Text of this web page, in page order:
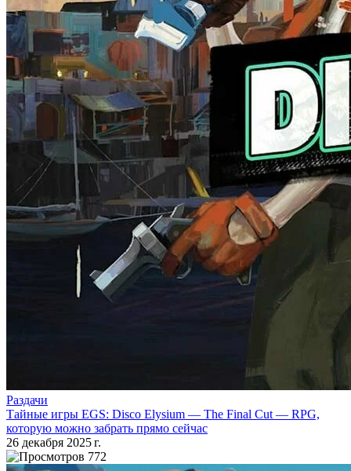
Раздачи
Тайные игры EGS: Disco Elysium — The Final Cut — RPG,
которую можно забрать прямо сейчас
26 декабря 2025 г.
772